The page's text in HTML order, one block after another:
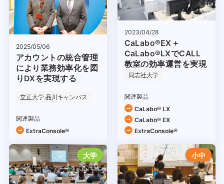
2025/05/06
アカウントの統合管理
により業務効率化を図
りDXを実現する
立正大学 品川キャンパス
関連製品
ExtraConsole®
2023/04/28
CaLabo®EX＋
CaLabo®LXでCALL
教室の効率運営を実現
同志社大学
関連製品
CaLabo® LX
CaLabo® EX
ExtraConsole®
大学 小中